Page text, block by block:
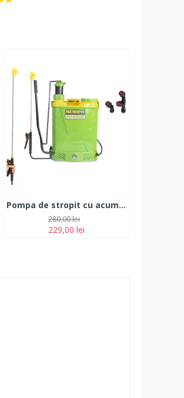
Pompa de stropit cu acumulator 2 in 1 PARTNER PRO PP16BM, 16L
229,00 lei
280,00 lei